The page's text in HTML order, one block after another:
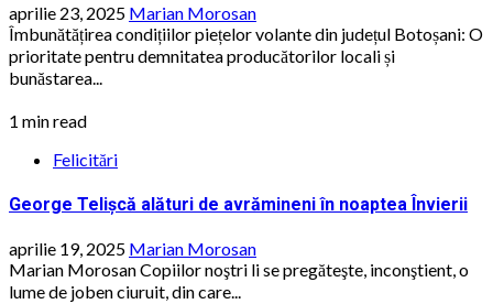
aprilie 23, 2025 Marian Morosan
Îmbunătățirea condițiilor piețelor volante din județul Botoșani: O
prioritate pentru demnitatea producătorilor locali și
bunăstarea...
1 min read
Felicitări
George Telișcă alături de avrămineni în noaptea Învierii
aprilie 19, 2025 Marian Morosan
Marian Morosan Copiilor noştri li se pregăteşte, inconştient, o
lume de joben ciuruit, din care...